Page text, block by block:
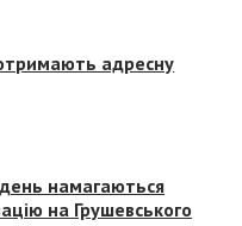
адресну
намагаються
на Грушевського